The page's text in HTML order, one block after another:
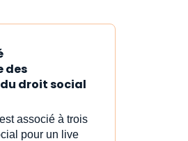
des
droit social
associé à trois
pour un live